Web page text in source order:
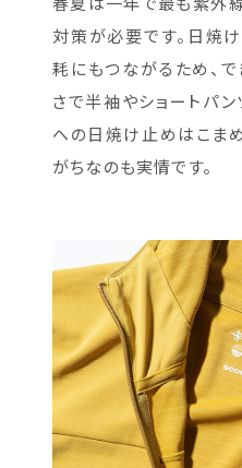
対策が必要です。日焼
耗にもつながるため、
さで半袖やショートパ
への日焼け止めはこま
がちなのも実情です。